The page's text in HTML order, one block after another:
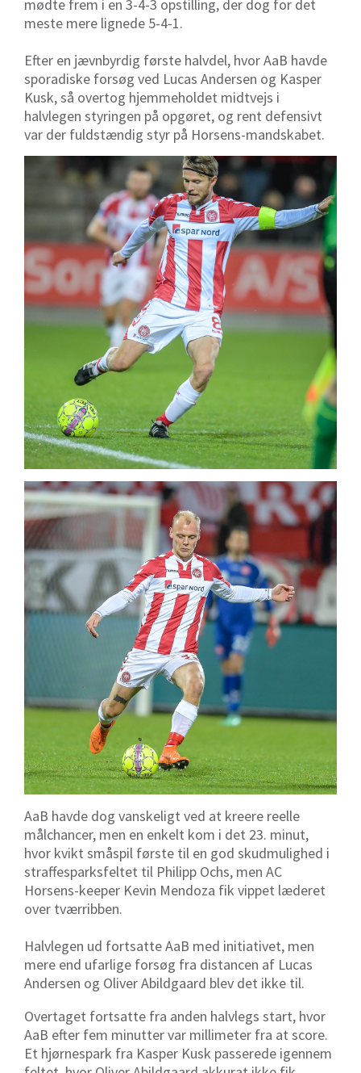
mødte frem i en 3-4-3 opstilling, der dog for det
meste mere lignede 5-4-1.
Efter en jævnbyrdig første halvdel, hvor AaB havde
sporadiske forsøg ved Lucas Andersen og Kasper
Kusk, så overtog hjemmeholdet midtvejs i
halvlegen styringen på opgøret, og rent defensivt
var der fuldstændig styr på Horsens-mandskabet.
AaB havde dog vanskeligt ved at kreere reelle
målchancer, men en enkelt kom i det 23. minut,
hvor kvikt småspil første til en god skudmulighed i
straffesparksfeltet til Philipp Ochs, men AC
Horsens-keeper Kevin Mendoza fik vippet læderet
over tværribben.
Halvlegen ud fortsatte AaB med initiativet, men
mere end ufarlige forsøg fra distancen af Lucas
Andersen og Oliver Abildgaard blev det ikke til.
Overtaget fortsatte fra anden halvlegs start, hvor
AaB efter fem minutter var millimeter fra at score.
Et hjørnespark fra Kasper Kusk passerede igennem